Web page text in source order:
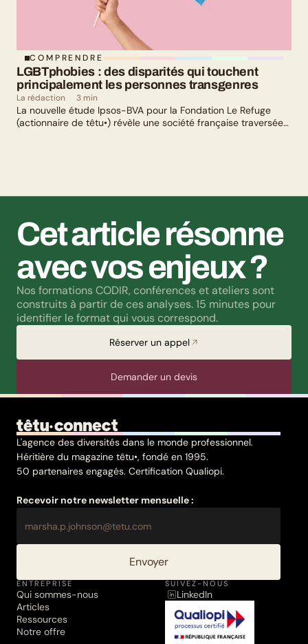
COMPRENDRE
LGBTphobies : des disparités qui touchent
principalement les personnes transgenres
La rédaction 3 min
La nouvelle étude Ipsos-BVA pour la Fondation Le Refuge
(actionnaire de têtu•) révèle une société française traversée
Cet article résonne
avec vos enjeux ?
Nos formations CODIR, conférences et ateliers sont
construits à partir de ces analyses. 15 minutes pour
identifier le format qui vous correspond.
Réserver un appel
Demander un devis
L'agence des diversités dans le monde professionnel.
Héritière du magazine têtu•, fondé en 1995.
50 partenaires engagés. Certification Qualiopi.
Recevoir notre newsletter mensuelle :
Envoyer
ENTREPRISE
Qui sommes-nous
Articles
Ressources
Notre offre
SUIVEZ-NOUS
LinkedIn